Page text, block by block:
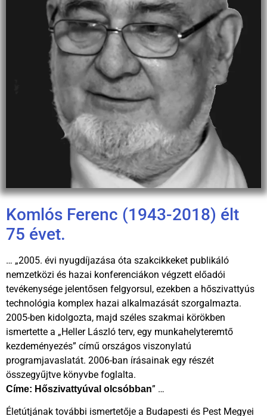
Komlós Ferenc (1943-2018) élt
75 évet.
… „2005. évi nyugdíjazása óta szakcikkeket publikáló
nemzetközi és hazai konferenciákon végzett előadói
tevékenysége jelentősen felgyorsul, ezekben a hőszivattyús
technológia komplex hazai alkalmazását szorgalmazta.
2005-ben kidolgozta, majd széles szakmai körökben
ismertette a „Heller László terv, egy munkahelyteremtő
kezdeményezés” című országos viszonylatú
programjavaslatát. 2006-ban írásainak egy részét
összegyűjtve könyvbe foglalta.
Címe: Hőszivattyúval olcsóbban” …
Életútjának további ismertetője a Budapesti és Pest Megyei